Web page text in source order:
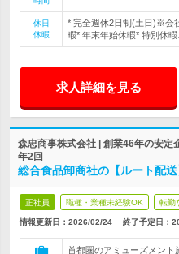
休日
休暇
* 完全週休2日制(土日)※会
暇* 年末年始休暇* 特別休暇
求人詳細を見る
森忠商事株式会社 | 創業46年の安
年2回
総合食品卸商社の【ルート配
正社員 職種・業種未経験OK 転勤
情報更新日：2026/02/24 終了予定日：
首都圏のアミューズメント